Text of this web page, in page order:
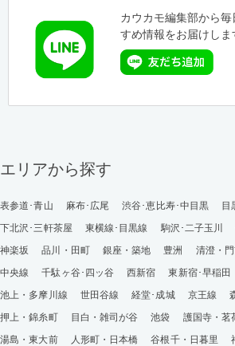
カウカモ編集部から
すめ情報をお届けしま
エリアから探す
表参道･青山 麻布･広尾 渋谷･恵比寿･中目黒
目
下北沢･三軒茶屋
東横線･目黒線 駒沢･二子玉川
神楽坂
品川・田町 銀座・築地 豊洲 清澄・
中央線
千駄ヶ谷･四ッ谷 西新宿 東新宿･早稲田
池上・多摩川線
世田谷線 経堂･成城 京王線
押上・錦糸町
目白・雑司が谷 池袋 護国寺・茗
湯島・東大前
人形町・日本橋 谷根千・日暮里